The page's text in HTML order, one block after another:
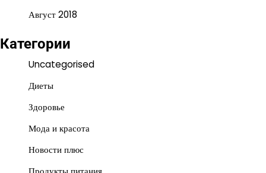
Август 2018
Категории
Uncategorised
Диеты
Здоровье
Мода и красота
Новости плюс